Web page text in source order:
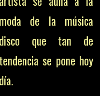
moda de la música
disco que tan de
tendencia se pone hoy
día.